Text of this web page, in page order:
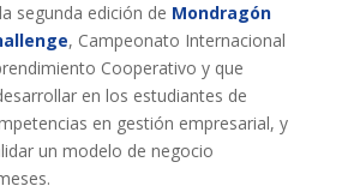
segunda edición de Mondragón
, Campeonato Internacional
Cooperativo y que
en los estudiantes de
en gestión empresarial, y
un modelo de negocio